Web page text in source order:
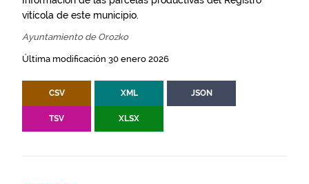
vitícola de este municipio.
Ayuntamiento de Orozko
Última modificación 30 enero 2026
CSV XML JSON
TSV XLSX